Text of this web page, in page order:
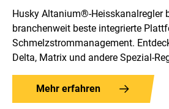
Husky Altanium®-Heisskanalregler
branchenweit beste integrierte
Schmelzstrommanagement.
Delta, Matrix und andere Spezial-
Mehr erfahren